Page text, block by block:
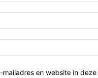
mailadres en website in